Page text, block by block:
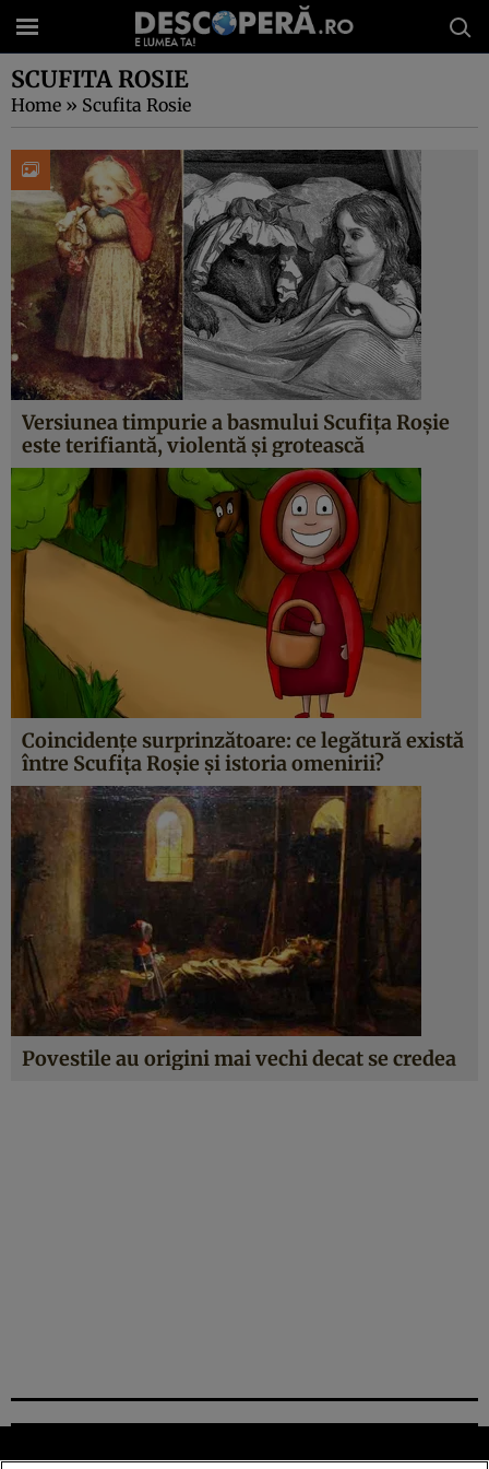
SCUFITA ROSIE
Home » Scufita Rosie
Versiunea timpurie a basmului Scufiţa Roşie
este terifiantă, violentă şi grotească
Coincidenţe surprinzătoare: ce legătură există
între Scufiţa Roşie şi istoria omenirii?
Povestile au origini mai vechi decat se credea